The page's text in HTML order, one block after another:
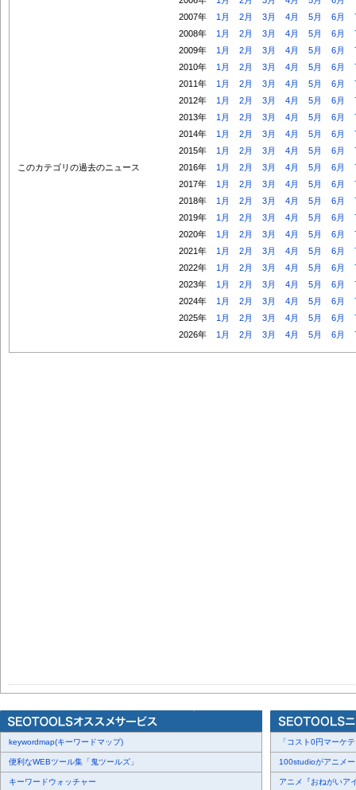
このカテゴリの過去のニュース
2007年
1月 2月 3月 4月 5月 6月
2008年
1月 2月 3月 4月 5月 6月
2009年
1月 2月 3月 4月 5月 6月
2010年
1月 2月 3月 4月 5月 6月
2011年
1月 2月 3月 4月 5月 6月
2012年
1月 2月 3月 4月 5月 6月
2013年
1月 2月 3月 4月 5月 6月
2014年
1月 2月 3月 4月 5月 6月
2015年
1月 2月 3月 4月 5月 6月
2016年
1月 2月 3月 4月 5月 6月
2017年
1月 2月 3月 4月 5月 6月
2018年
1月 2月 3月 4月 5月 6月
2019年
1月 2月 3月 4月 5月 6月
2020年
1月 2月 3月 4月 5月 6月
2021年
1月 2月 3月 4月 5月 6月
2022年
1月 2月 3月 4月 5月 6月
2023年
1月 2月 3月 4月 5月 6月
2024年
1月 2月 3月 4月 5月 6月
2025年
1月 2月 3月 4月 5月 6月
2026年
1月 2月 3月 4月 5月 6月
keywordmap(キーワードマップ)
便利なWEBツール集「鬼ツールズ」
キーワードウォッチャー
「コスト0円マーケ
100studioがアニメ
アニメ『おねがいア